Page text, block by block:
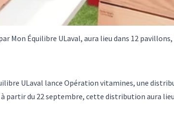
Mon Équilibre ULaval, aura lieu dans 12
ULaval lance Opération vitamines, une
partir du 22 septembre, cette distribution aura